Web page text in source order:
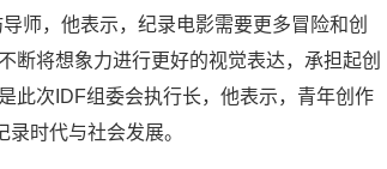
师，他表示，纪录电影需要更多冒险和创
断将想象力进行更好的视觉表达，承担起创
此次IDF组委会执行长，他表示，青年创作
时代与社会发展。